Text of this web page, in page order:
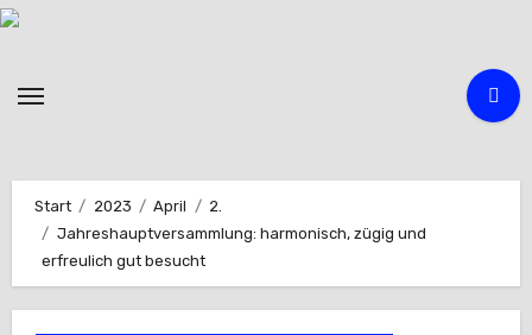
Zum
Start 2023 April
2.
Jahreshauptversammlung: harmonisch, zügig und
erfreulich gut besucht